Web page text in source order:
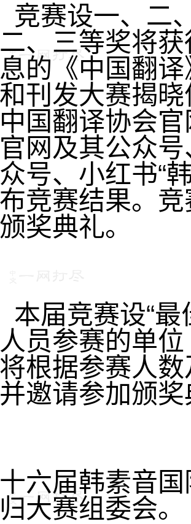
竞赛设一、
、三等奖将
的《中国翻
刊发大赛揭
国翻译协会
网及其公众
号、小红书“
竞赛结果。
奖典礼。
本届竞赛设“
员参赛的单
根据参赛人
邀请参加颁
六届韩素音
大赛组委会。